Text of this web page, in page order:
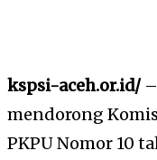
kspsi-aceh.or.id/–
mendorong
PKPU Nomor 10